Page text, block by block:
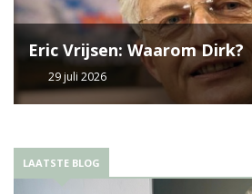
Eric Vrijsen: Waarom Dirk?
29 juli 2026
LAATSTE BLOG